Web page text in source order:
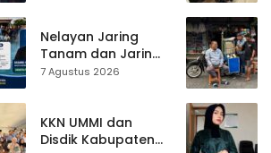
Tekankan
Pentingnya
Persatuan
Nelayan Jaring
Tanam dan Jaring
Obor
Penangkapan
7 Agustus 2026
KKN UMMI dan
Disdik Kabupaten